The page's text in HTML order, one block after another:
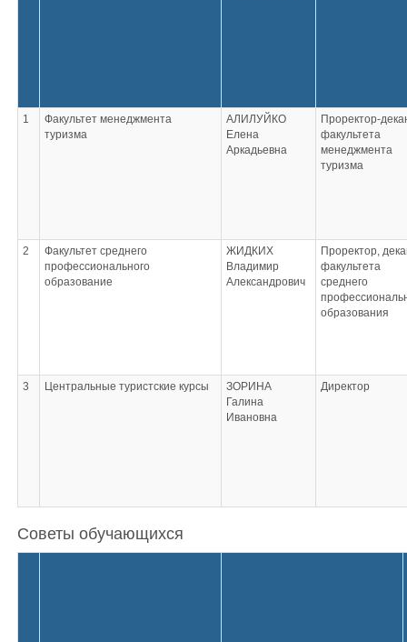
1
Факультет менеджмента
туризма
АЛИЛУЙКО
Елена
Аркадьевна
Проректор-
факультета
менеджмента
туризма
2
Факультет среднего
профессионального
образование
ЖИДКИХ
Владимир
Александрович
Проректор,
факультета
среднего
образования
3 Центральные туристские курсы
ЗОРИНА
Галина
Ивановна
Директор
Советы обучающихся